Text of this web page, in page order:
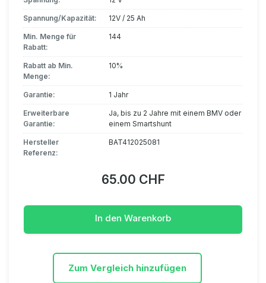
Spannung/Kapazität: 12V / 25 Ah
Min. Menge für
Rabatt:
144
Rabatt ab Min.
Menge:
10%
Garantie: 1 Jahr
Erweiterbare
Garantie:
Ja, bis zu 2 Jahre mit einem BMV oder
einem Smartshunt
Hersteller
Referenz:
BAT412025081
65.00 CHF
In den Warenkorb
Zum Vergleich hinzufügen